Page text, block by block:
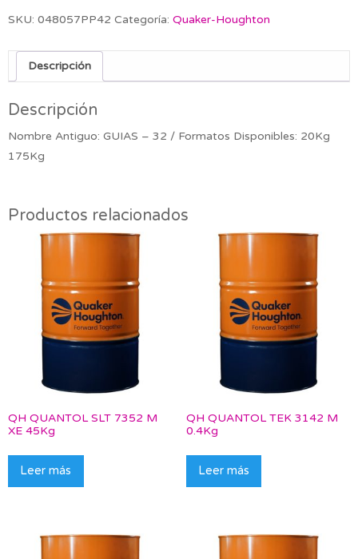
SKU: 048057PP42 Categoría: Quaker-Houghton
Descripción
Descripción
Nombre Antiguo: GUIAS – 32 / Formatos Disponibles: 20Kg
175Kg
Productos relacionados
QH QUANTOL SLT 7352 M
XE 45Kg
Leer más
QH QUANTOL TEK 3142 M
0.4Kg
Leer más